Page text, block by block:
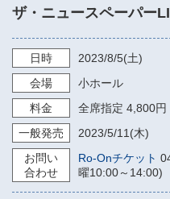
ザ・ニュースペーパー
日時 2023/8/5(土)
会場
小ホール
料金
全席指定 4,800円
一般発売
2023/5/11(木)
お問い
合わせ
Ro-Onチケット
曜10:00～14:00)